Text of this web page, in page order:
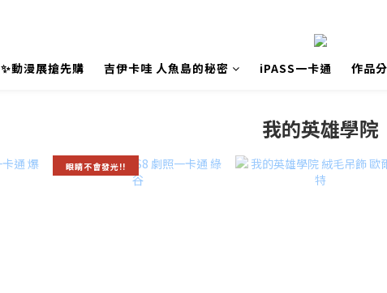
✨動漫展搶先購 吉伊卡哇 人魚島的秘密 iPASS一卡通 作品
我的英雄學院
眼睛不會發光!!